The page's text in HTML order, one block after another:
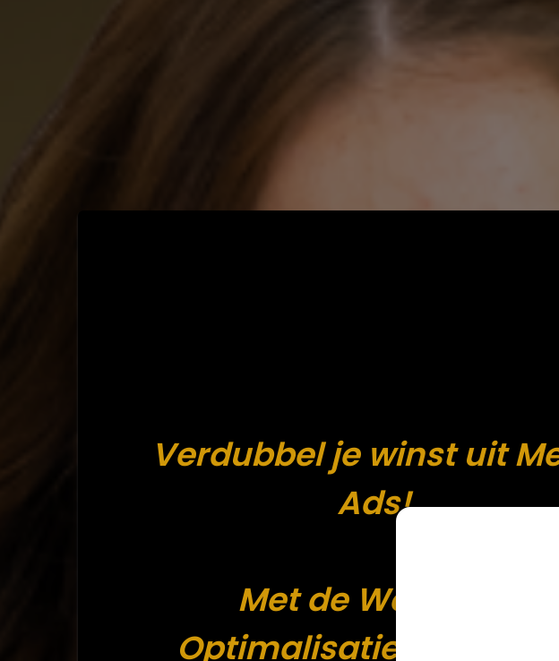
Verdubbel je winst uit
Ads!
Met de Webshop
Optimalisatie Checklist!